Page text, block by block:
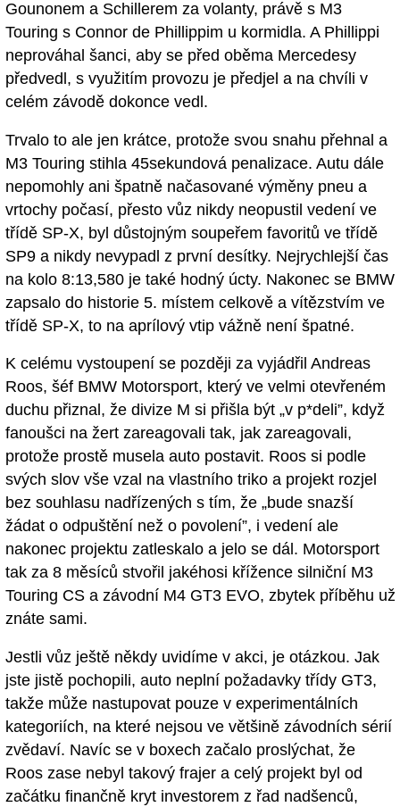
Gounonem a Schillerem za volanty, právě s M3
Touring s Connor de Phillippim u kormidla. A Phillippi
neprováhal šanci, aby se před oběma Mercedesy
předvedl, s využitím provozu je předjel a na chvíli v
celém závodě dokonce vedl.
Trvalo to ale jen krátce, protože svou snahu přehnal a
M3 Touring stihla 45sekundová penalizace. Autu dále
nepomohly ani špatně načasované výměny pneu a
vrtochy počasí, přesto vůz nikdy neopustil vedení ve
třídě SP-X, byl důstojným soupeřem favoritů ve třídě
SP9 a nikdy nevypadl z první desítky. Nejrychlejší čas
na kolo 8:13,580 je také hodný úcty. Nakonec se BMW
zapsalo do historie 5. místem celkově a vítězstvím ve
třídě SP-X, to na aprílový vtip vážně není špatné.
K celému vystoupení se později za vyjádřil Andreas
Roos, šéf BMW Motorsport, který ve velmi otevřeném
duchu přiznal, že divize M si přišla být „v p*deli”, když
fanoušci na žert zareagovali tak, jak zareagovali,
protože prostě musela auto postavit. Roos si podle
svých slov vše vzal na vlastního triko a projekt rozjel
bez souhlasu nadřízených s tím, že „bude snazší
žádat o odpuštění než o povolení”, i vedení ale
nakonec projektu zatleskalo a jelo se dál. Motorsport
tak za 8 měsíců stvořil jakéhosi křížence silniční M3
Touring CS a závodní M4 GT3 EVO, zbytek příběhu už
znáte sami.
Jestli vůz ještě někdy uvidíme v akci, je otázkou. Jak
jste jistě pochopili, auto neplní požadavky třídy GT3,
takže může nastupovat pouze v experimentálních
kategoriích, na které nejsou ve většině závodních sérií
zvědaví. Navíc se v boxech začalo proslýchat, že
Roos zase nebyl takový frajer a celý projekt byl od
začátku finančně kryt investorem z řad nadšenců,